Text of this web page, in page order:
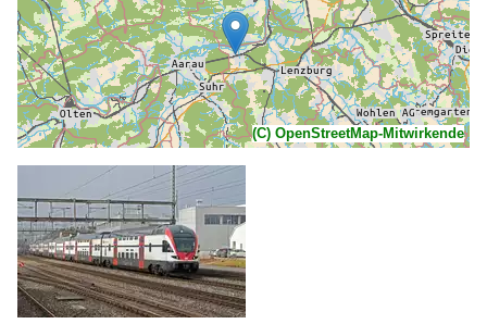
(C) OpenStreetMap-Mitwirkende